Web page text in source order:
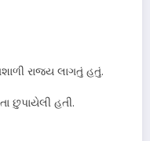
રાજ્ય લાગતું હતું.
છુપાયેલી હતી.